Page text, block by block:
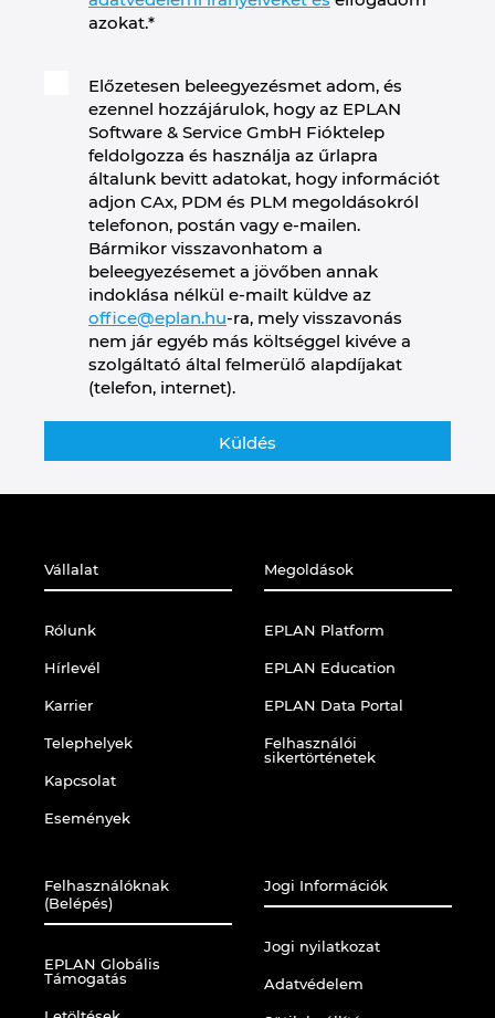
azokat.*
Előzetesen beleegyezésmet adom, és
ezennel hozzájárulok, hogy az EPLAN
Software & Service GmbH Fióktelep
feldolgozza és használja az űrlapra
általunk bevitt adatokat, hogy információt
adjon CAx, PDM és PLM megoldásokról
telefonon, postán vagy e-mailen.
Bármikor visszavonhatom a
beleegyezésemet a jövőben annak
indoklása nélkül e-mailt küldve az
office@eplan.hu-ra, mely visszavonás
nem jár egyéb más költséggel kivéve a
szolgáltató által felmerülő alapdíjakat
(telefon, internet).
Vállalat
Rólunk
Hírlevél
Karrier
Telephelyek
Kapcsolat
Események
Megoldások
EPLAN Platform
EPLAN Education
EPLAN Data Portal
Felhasználói
sikertörténetek
Felhasználóknak
(Belépés)
EPLAN Globális
Támogatás
Jogi Információk
Jogi nyilatkozat
Adatvédelem